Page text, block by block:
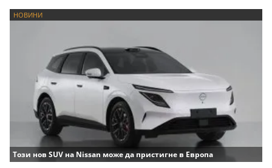
НОВИНИ
Този нов SUV на Nissan може да пристигне в Европа